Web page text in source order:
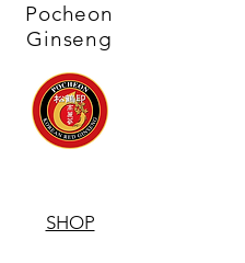
Pocheon
Ginseng
SHOP